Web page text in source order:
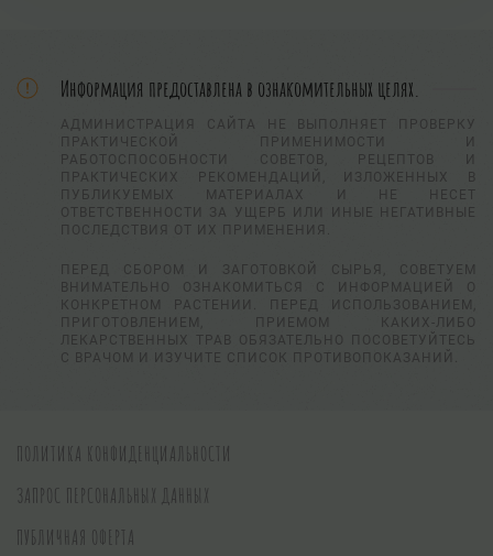
Информация предоставлена в ознакомительных целях.
АДМИНИСТРАЦИЯ САЙТА НЕ ВЫПОЛНЯЕТ ПРОВЕРКУ
ПРАКТИЧЕСКОЙ ПРИМЕНИМОСТИ И
РАБОТОСПОСОБНОСТИ СОВЕТОВ, РЕЦЕПТОВ И
ПРАКТИЧЕСКИХ РЕКОМЕНДАЦИЙ, ИЗЛОЖЕННЫХ В
ПУБЛИКУЕМЫХ МАТЕРИАЛАХ И НЕ НЕСЕТ
ОТВЕТСТВЕННОСТИ ЗА УЩЕРБ ИЛИ ИНЫЕ НЕГАТИВНЫЕ
ПОСЛЕДСТВИЯ ОТ ИХ ПРИМЕНЕНИЯ.
ПЕРЕД СБОРОМ И ЗАГОТОВКОЙ СЫРЬЯ, СОВЕТУЕМ
ВНИМАТЕЛЬНО ОЗНАКОМИТЬСЯ С ИНФОРМАЦИЕЙ О
КОНКРЕТНОМ РАСТЕНИИ. ПЕРЕД ИСПОЛЬЗОВАНИЕМ,
ПРИГОТОВЛЕНИЕМ, ПРИЕМОМ КАКИХ-ЛИБО
ЛЕКАРСТВЕННЫХ ТРАВ ОБЯЗАТЕЛЬНО ПОСОВЕТУЙТЕСЬ
С ВРАЧОМ И ИЗУЧИТЕ СПИСОК ПРОТИВОПОКАЗАНИЙ.
ПОЛИТИКА КОНФИДЕНЦИАЛЬНОСТИ
ЗАПРОС ПЕРСОНАЛЬНЫХ ДАННЫХ
ПУБЛИЧНАЯ ОФЕРТА